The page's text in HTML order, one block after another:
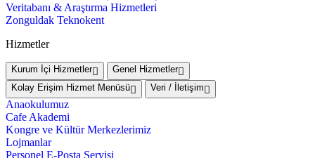
Veritabanı & Araştırma Hizmetleri
Zonguldak Teknokent
Hizmetler
Kurum İçi Hizmetler
Genel Hizmetler
Kolay Erişim Hizmet Menüsü
Veri / İletişim
Anaokulumuz
Cafe Akademi
Kongre ve Kültür Merkezlerimiz
Lojmanlar
Personel E-Posta Servisi